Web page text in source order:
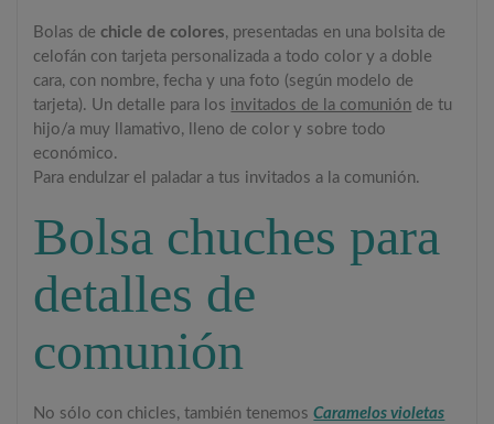
Bolas dechicle de colores, presentadas en una bolsita de
celofán con tarjeta personalizada a todo color y a doble
cara, con nombre, fecha y una foto (según modelo de
tarjeta). Un detalle para los invitados de la comunión de tu
hijo/a muy llamativo, lleno de color y sobre todo
económico.
Para endulzar el paladar a tus invitados a la comunión.
Bolsa chuches para
detalles de
comunión
No sólo con chicles, también tenemosCaramelos violetas